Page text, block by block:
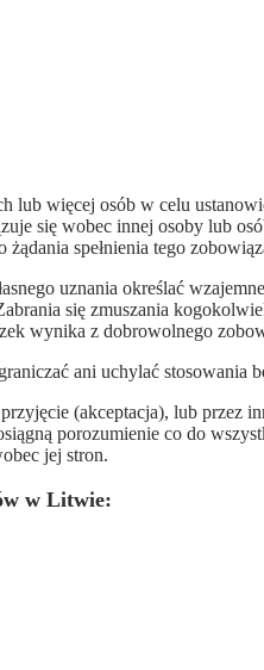
lub więcej osób w celu
się wobec innej osoby lub
spełnienia tego
uznania określać
się zmuszania
wynika z dobrowolnego
ani uchylać stosowania
(akceptacja), lub przez
porozumienie co do
jej stron.
w Litwie: